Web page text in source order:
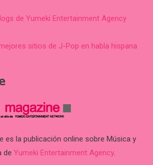
de Yumeki Entertainment Agency
sitios de J-Pop en habla hispana
es la publicación online sobre Música y
de Yumeki Entertainment Agency.